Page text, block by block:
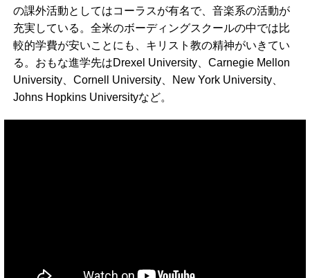
の課外活動としてはコーラスが有名で、音楽系の活動が
充実している。全米のボーディングスクールの中では比
較的学費が安いことにも、キリスト教の精神がいきてい
る。おもな進学先はDrexel University、Carnegie Mellon
University、Cornell University、New York University、
Johns Hopkins Universityなど。